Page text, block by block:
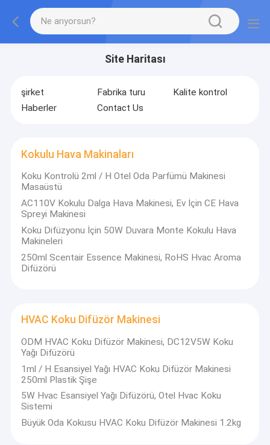
Site Haritası
şirket Fabrika turu
Kalite kontrol
Haberler
Contact Us
Kokulu Hava Makinaları
Koku Kontrolü 2ml / H Otel Oda Parfümü Makinesi
Masaüstü
AC110V Kokulu Dalga Hava Makinesi, Ev İçin CE Hava
Spreyi Makinesi
Koku Difüzyonu İçin 50W Duvara Monte Kokulu Hava
Makineleri
250ml Scentair Essence Makinesi, RoHS Hvac Aroma
Difüzörü
HVAC Koku Difüzör Makinesi
ODM HVAC Koku Difüzör Makinesi, DC12V5W Koku
Yağı Difüzörü
1ml / H Esansiyel Yağı HVAC Koku Difüzör Makinesi
250ml Plastik Şişe
5W Hvac Esansiyel Yağı Difüzörü, Otel Hvac Koku
Sistemi
Büyük Oda Kokusu HVAC Koku Difüzör Makinesi 1.2kg